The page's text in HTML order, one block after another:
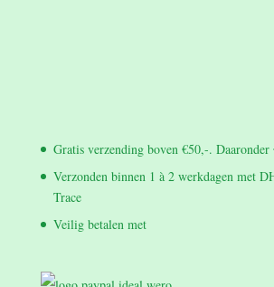
Gratis verzending boven €50,-. Daaronder
Verzonden binnen 1 à 2 werkdagen met
Trace
Veilig betalen met